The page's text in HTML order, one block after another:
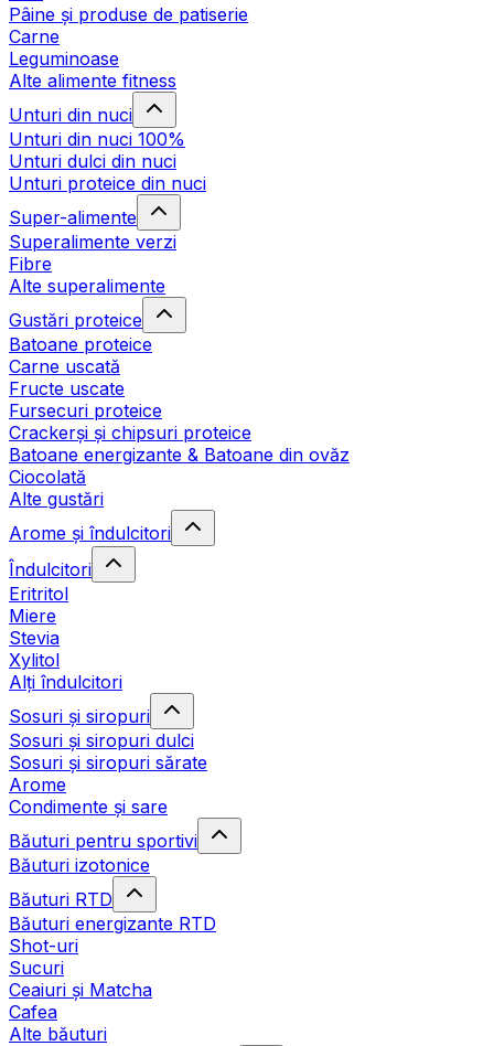
Pâine și produse de patiserie
Carne
Leguminoase
Alte alimente fitness
Unturi din nuci
Unturi din nuci 100%
Unturi dulci din nuci
Unturi proteice din nuci
Super-alimente
Superalimente verzi
Fibre
Alte superalimente
Gustări proteice
Batoane proteice
Carne uscată
Fructe uscate
Fursecuri proteice
Crackerși și chipsuri proteice
Batoane energizante & Batoane din ovăz
Ciocolată
Alte gustări
Arome și îndulcitori
Îndulcitori
Eritritol
Miere
Stevia
Xylitol
Alți îndulcitori
Sosuri și siropuri
Sosuri și siropuri dulci
Sosuri și siropuri sărate
Arome
Condimente și sare
Băuturi pentru sportivi
Băuturi izotonice
Băuturi RTD
Băuturi energizante RTD
Shot-uri
Sucuri
Ceaiuri și Matcha
Cafea
Alte băuturi